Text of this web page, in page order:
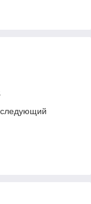
следующий